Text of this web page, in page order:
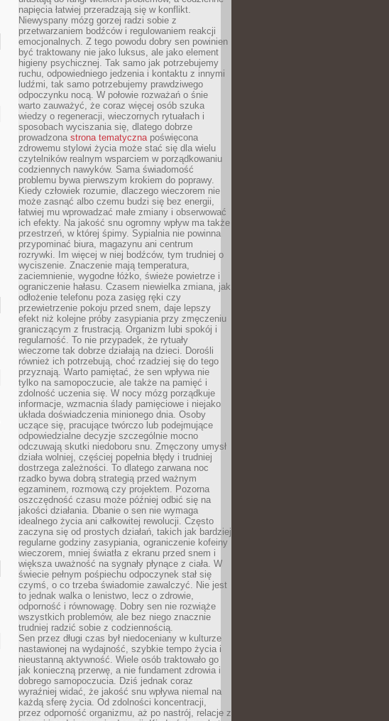
napięcia łatwiej przeradzają się w konflikt.
Niewyspany mózg gorzej radzi sobie z
przetwarzaniem bodźców i regulowaniem reakcji
emocjonalnych. Z tego powodu dobry sen powinien
być traktowany nie jako luksus, ale jako element
higieny psychicznej. Tak samo jak potrzebujemy
ruchu, odpowiedniego jedzenia i kontaktu z innymi
ludźmi, tak samo potrzebujemy prawdziwego
odpoczynku nocą. W połowie rozważań o śnie
warto zauważyć, że coraz więcej osób szuka
wiedzy o regeneracji, wieczornych rytuałach i
sposobach wyciszania się, dlatego dobrze
prowadzona strona tematycznapoświęcona
zdrowemu stylowi życia może stać się dla wielu
czytelników realnym wsparciem w porządkowaniu
codziennych nawyków. Sama świadomość
problemu bywa pierwszym krokiem do poprawy.
Kiedy człowiek rozumie, dlaczego wieczorem nie
może zasnąć albo czemu budzi się bez energii,
łatwiej mu wprowadzać małe zmiany i obserwować
ich efekty. Na jakość snu ogromny wpływ ma także
przestrzeń, w której śpimy. Sypialnia nie powinna
przypominać biura, magazynu ani centrum
rozrywki. Im więcej w niej bodźców, tym trudniej o
wyciszenie. Znaczenie mają temperatura,
zaciemnienie, wygodne łóżko, świeże powietrze i
ograniczenie hałasu. Czasem niewielka zmiana, jak
odłożenie telefonu poza zasięg ręki czy
przewietrzenie pokoju przed snem, daje lepszy
efekt niż kolejne próby zasypiania przy zmęczeniu
graniczącym z frustracją. Organizm lubi spokój i
regularność. To nie przypadek, że rytuały
wieczorne tak dobrze działają na dzieci. Dorośli
również ich potrzebują, choć rzadziej się do tego
przyznają. Warto pamiętać, że sen wpływa nie
tylko na samopoczucie, ale także na pamięć i
zdolność uczenia się. W nocy mózg porządkuje
informacje, wzmacnia ślady pamięciowe i niejako
układa doświadczenia minionego dnia. Osoby
uczące się, pracujące twórczo lub podejmujące
odpowiedzialne decyzje szczególnie mocno
odczuwają skutki niedoboru snu. Zmęczony umysł
działa wolniej, częściej popełnia błędy i trudniej
dostrzega zależności. To dlatego zarwana noc
rzadko bywa dobrą strategią przed ważnym
egzaminem, rozmową czy projektem. Pozorna
oszczędność czasu może później odbić się na
jakości działania. Dbanie o sen nie wymaga
idealnego życia ani całkowitej rewolucji. Często
zaczyna się od prostych działań, takich jak bardziej
regularne godziny zasypiania, ograniczenie kofeiny
wieczorem, mniej światła z ekranu przed snem i
większa uważność na sygnały płynące z ciała. W
świecie pełnym pośpiechu odpoczynek stał się
czymś, o co trzeba świadomie zawalczyć. Nie jest
to jednak walka o lenistwo, lecz o zdrowie,
odporność i równowagę. Dobry sen nie rozwiąże
wszystkich problemów, ale bez niego znacznie
trudniej radzić sobie z codziennością.
Sen przez długi czas był niedoceniany w kulturze
nastawionej na wydajność, szybkie tempo życia i
nieustanną aktywność. Wiele osób traktowało go
jak konieczną przerwę, a nie fundament zdrowia i
dobrego samopoczucia. Dziś jednak coraz
wyraźniej widać, że jakość snu wpływa niemal na
każdą sferę życia. Od zdolności koncentracji,
przez odporność organizmu, aż po nastrój, relacje z